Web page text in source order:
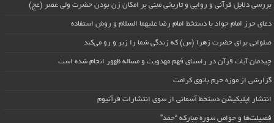
بررسی دلایل قرآنی و روایی و تاریخی مبنی بر امکان زن بودن حضرت ولی عصر (عج)
دعای حرز امام جواد با دستخط امام رضا علیهما السلام و روش استفاده
صلواتی برای حضرت زهرا (س) که زندگی شما را زیر و رو می‌کند
چیدمان آیات قرآن در راستای فهم مهدویت و مساله ظهور انجام شده است
گزارشی از موزه حرم بانوی کرامت
انتشار اپلیکیشن دستخط آسمانی از سوی انتشارات قرآنیوم
فضیلت‌ها و خواص سوره مبارکه “حمد”